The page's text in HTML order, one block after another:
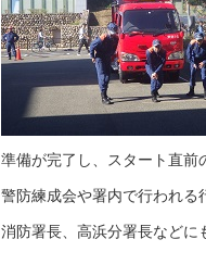
準備が完了し、スタート直前
警防練成会や署内で行われる
消防署長、高浜分署長などに